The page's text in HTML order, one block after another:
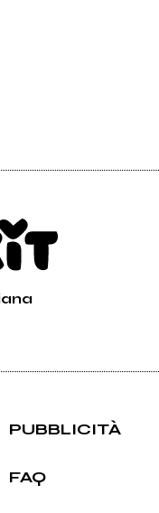
PUBBLICITÀ
FAQ